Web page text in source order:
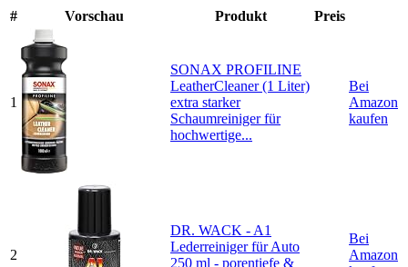
# Vorschau Produkt Preis
1
SONAX PROFILINE
LeatherCleaner (1 Liter)
extra starker
Schaumreiniger für
hochwertige...
Bei
Amazon
kaufen
2
DR. WACK - A1
Lederreiniger für Auto
250 ml - porentiefe &
Bei
Amazon